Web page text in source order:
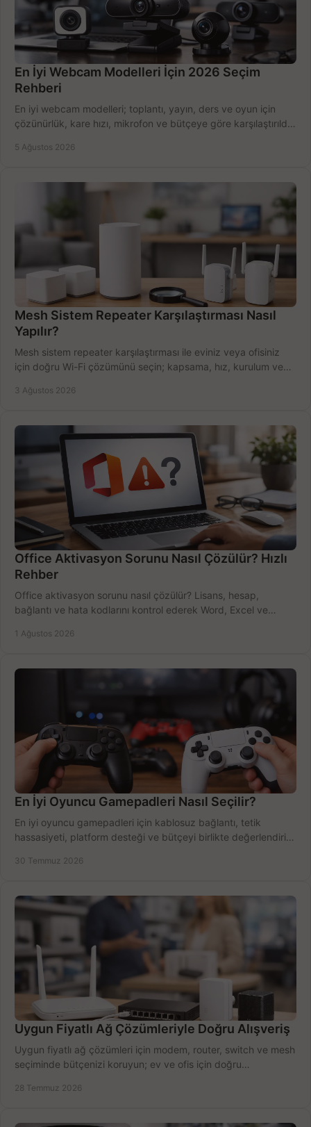
En İyi Webcam Modelleri İçin 2026 Seçim
Rehberi
En iyi webcam modelleri; toplantı, yayın, ders ve oyun için
çözünürlük, kare hızı, mikrofon ve bütçeye göre karşılaştırıldı.
5 Ağustos 2026
Mesh Sistem Repeater Karşılaştırması Nasıl
Yapılır?
Mesh sistem repeater karşılaştırması ile eviniz veya ofisiniz
için doğru Wi-Fi çözümünü seçin; kapsama, hız, kurulum ve
3 Ağustos 2026
Office Aktivasyon Sorunu Nasıl Çözülür? Hızlı
Rehber
Office aktivasyon sorunu nasıl çözülür? Lisans, hesap,
bağlantı ve hata kodlarını kontrol ederek Word, Excel ve
1 Ağustos 2026
En İyi Oyuncu Gamepadleri Nasıl Seçilir?
En iyi oyuncu gamepadleri için kablosuz bağlantı, tetik
hassasiyeti, platform desteği ve bütçeyi birlikte değerlendirin;
30 Temmuz 2026
Uygun Fiyatlı Ağ Çözümleriyle Doğru Alışveriş
Uygun fiyatlı ağ çözümleri için modem, router, switch ve mesh
seçiminde bütçenizi koruyun; ev ve ofis için doğru
28 Temmuz 2026